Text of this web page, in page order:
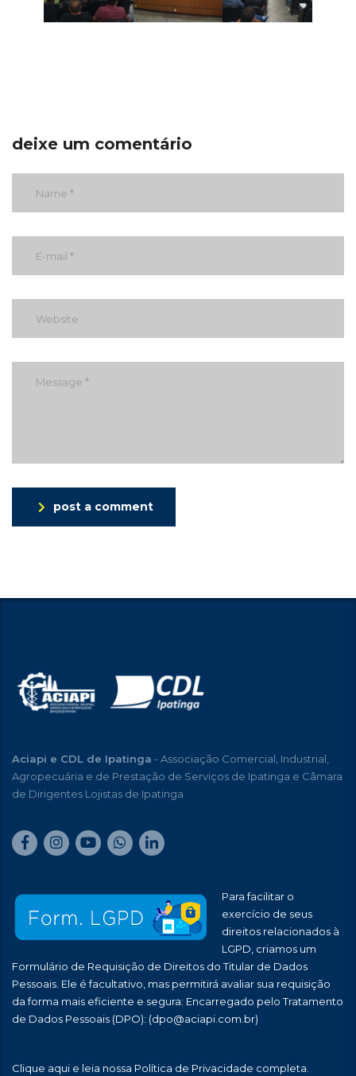
deixe um comentário
post a comment
Aciapi e CDL de Ipatinga - Associação Comercial, Industrial,
Agropecuária e de Prestação de Serviços de Ipatinga e Câmara
de Dirigentes Lojistas de Ipatinga
Para facilitar o
exercício de seus
direitos relacionados à
LGPD, criamos um
Formulário de Requisição de Direitos do Titular de Dados
Pessoais. Ele é facultativo, mas permitirá avaliar sua requisição
da forma mais eficiente e segura: Encarregado pelo Tratamento
de Dados Pessoais (DPO): (dpo@aciapi.com.br)
Clique aqui e leia nossa Política de Privacidade completa.